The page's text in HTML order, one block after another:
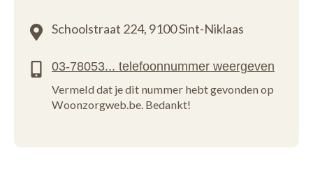
Schoolstraat 224, 9100 Sint-Niklaas
Vermeld dat je dit nummer hebt gevonden op
Woonzorgweb.be. Bedankt!